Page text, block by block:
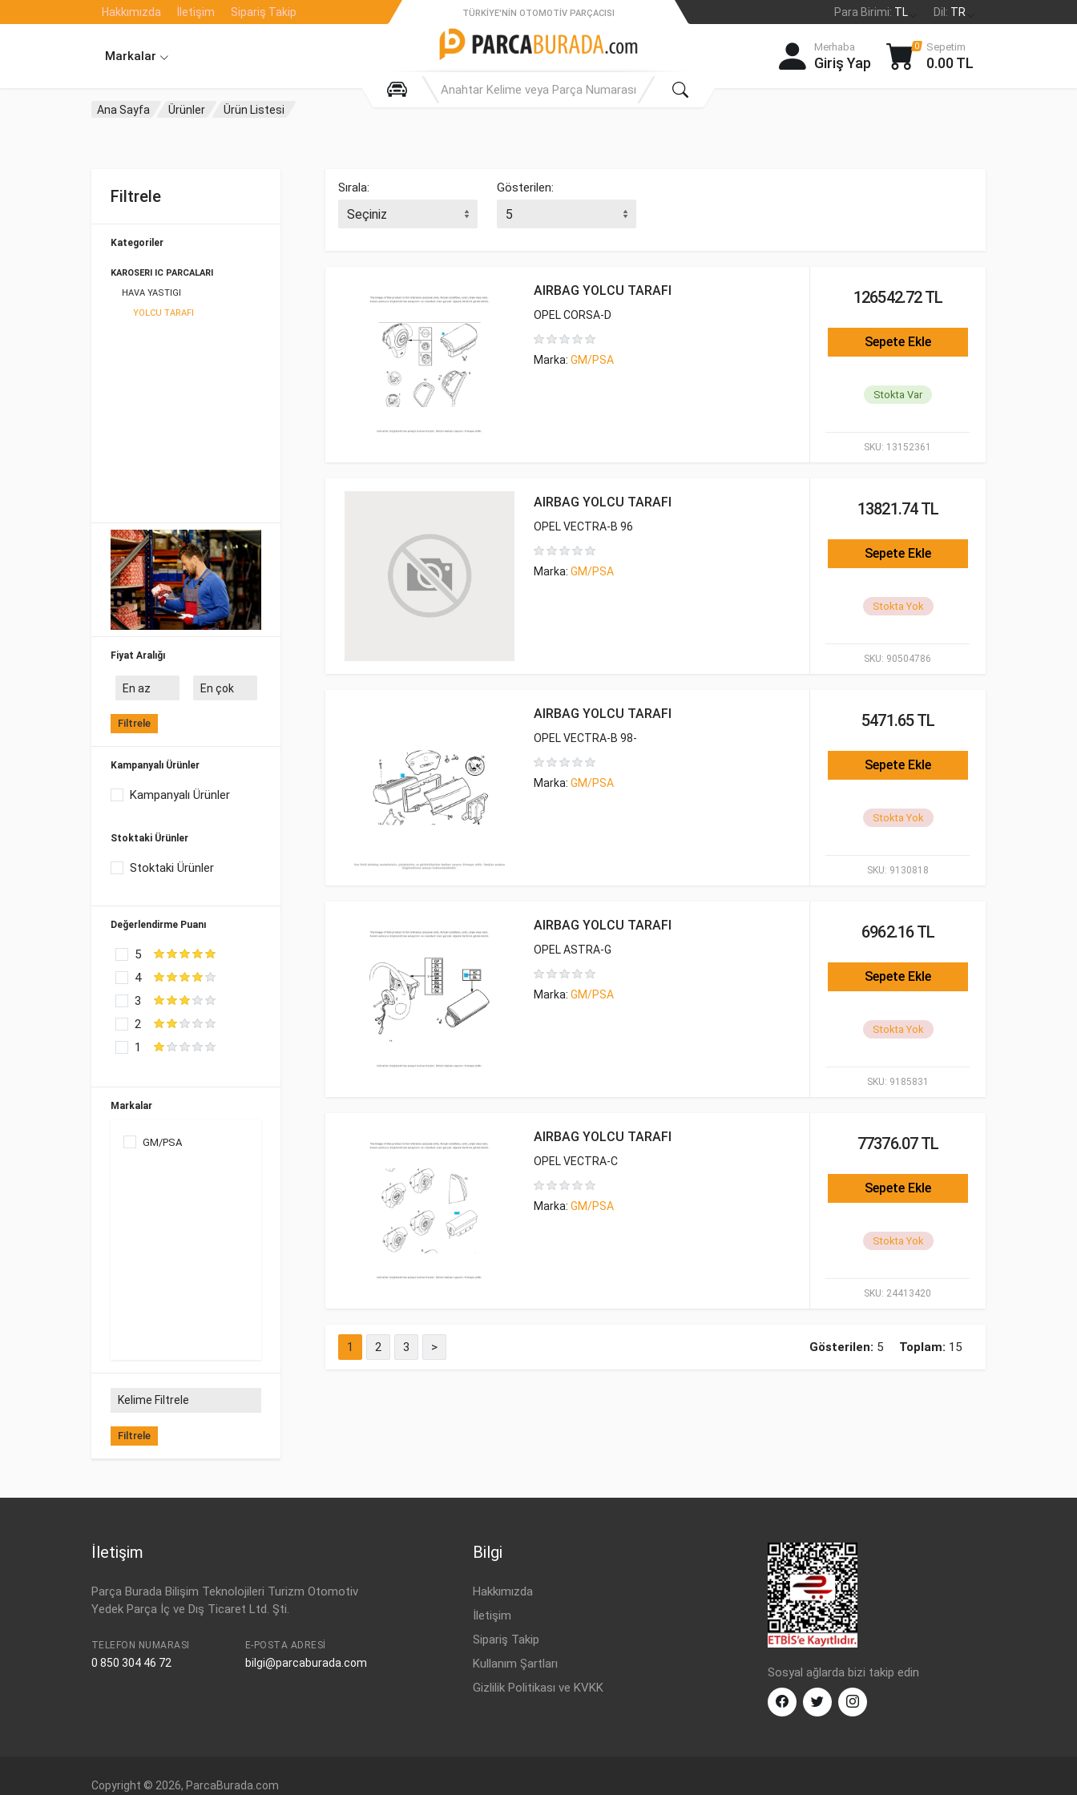
Hakkımızda İletişim Sipariş Takip Para Birimi: TL Dil: TR
Markalar
TÜRKIYE'NIN OTOMOTIV PARÇACISI
Merhaba
Giriş Yap
0 Sepetim
0.00 TL
Ana Sayfa Ürünler Ürün Listesi
Filtrele
Kategoriler
KAROSERI IC PARCALARI
HAVA YASTIGI
YOLCU TARAFI
Fiyat Aralığı
Filtrele
Kampanyalı Ürünler
Kampanyalı Ürünler
Stoktaki Ürünler
Stoktaki Ürünler
Değerlendirme Puanı
5
4
3
2
1
Markalar
GM/PSA
Filtrele
Sırala: Gösterilen:
SKU: 13152361
AIRBAG YOLCU TARAFI
OPEL CORSA-D
Marka: GM/PSA
126542.72 TL
Sepete Ekle
Stokta Var
SKU: 90504786
AIRBAG YOLCU TARAFI
OPEL VECTRA-B 96
Marka: GM/PSA
13821.74 TL
Sepete Ekle
Stokta Yok
SKU: 9130818
AIRBAG YOLCU TARAFI
OPEL VECTRA-B 98-
Marka: GM/PSA
5471.65 TL
Sepete Ekle
Stokta Yok
SKU: 9185831
AIRBAG YOLCU TARAFI
OPEL ASTRA-G
Marka: GM/PSA
6962.16 TL
Sepete Ekle
Stokta Yok
SKU: 24413420
AIRBAG YOLCU TARAFI
OPEL VECTRA-C
Marka: GM/PSA
77376.07 TL
Sepete Ekle
Stokta Yok
1 2 3 > Gösterilen: 5 Toplam: 15
İletişim
Parça Burada Bilişim Teknolojileri Turizm Otomotiv
Yedek Parça İç ve Dış Ticaret Ltd. Şti.
TELEFON NUMARASI
0 850 304 46 72
E-POSTA ADRESI
bilgi@parcaburada.com
Bilgi
Hakkımızda
İletişim
Sipariş Takip
Kullanım Şartları
Gizlilik Politikası ve KVKK
Sosyal ağlarda bizi takip edin
Copyright © 2026, ParcaBurada.com